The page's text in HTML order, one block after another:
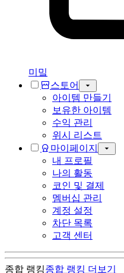
미밐
스토어
아이템 만들기
보유한 아이템
수익 관리
위시 리스트
마이페이지
내 프로필
나의 활동
코인 및 결제
멤버십 관리
계정 설정
차단 목록
고객 센터
종합 랭킹종합 랭킹 더보기